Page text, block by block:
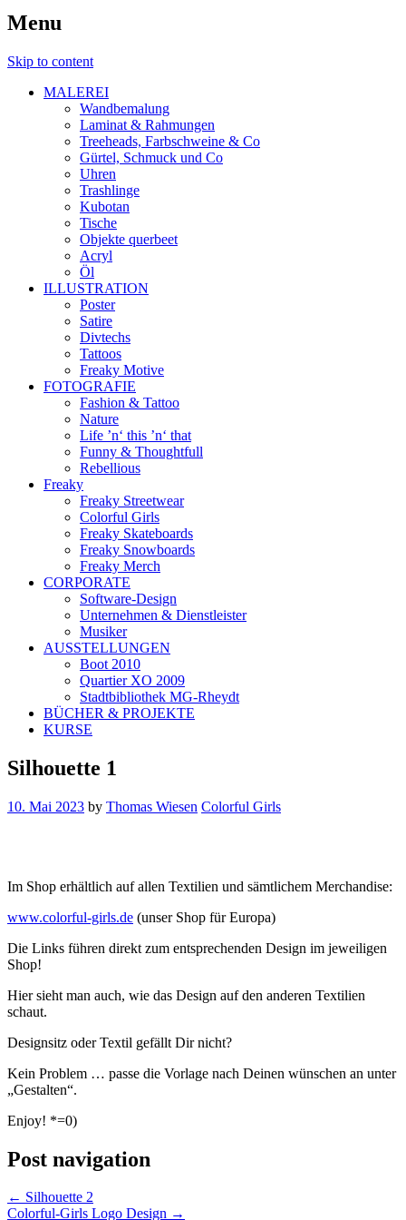
Menu
Skip to content
MALEREI
Wandbemalung
Laminat & Rahmungen
Treeheads, Farbschweine & Co
Gürtel, Schmuck und Co
Uhren
Trashlinge
Kubotan
Tische
Objekte querbeet
Acryl
Öl
ILLUSTRATION
Poster
Satire
Divtechs
Tattoos
Freaky Motive
FOTOGRAFIE
Fashion & Tattoo
Nature
Life ’n‘ this ’n‘ that
Funny & Thoughtfull
Rebellious
Freaky
Freaky Streetwear
Colorful Girls
Freaky Skateboards
Freaky Snowboards
Freaky Merch
CORPORATE
Software-Design
Unternehmen & Dienstleister
Musiker
AUSSTELLUNGEN
Boot 2010
Quartier XO 2009
Stadtbibliothek MG-Rheydt
BÜCHER & PROJEKTE
KURSE
Silhouette 1
10. Mai 2023 by Thomas Wiesen Colorful Girls
Im Shop erhältlich auf allen Textilien und sämtlichem Merchandise:
www.colorful-girls.de (unser Shop für Europa)
Die Links führen direkt zum entsprechenden Design im jeweiligen
Shop!
Hier sieht man auch, wie das Design auf den anderen Textilien
schaut.
Designsitz oder Textil gefällt Dir nicht?
Kein Problem … passe die Vorlage nach Deinen wünschen an unter
„Gestalten“.
Enjoy! *=0)
Post navigation
← Silhouette 2
Colorful-Girls Logo Design →